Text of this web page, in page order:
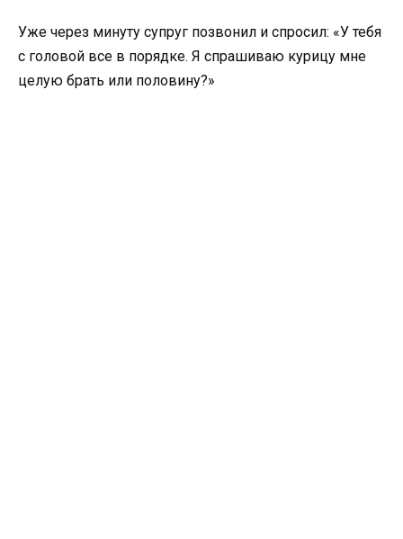
Уже через минуту супруг позвонил и спросил: «У тебя
с головой все в порядке. Я спрашиваю курицу мне
целую брать или половину?»